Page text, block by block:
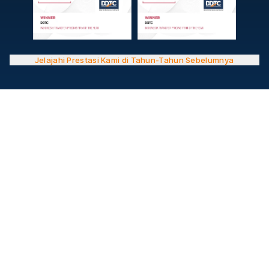
Jelajahi Prestasi Kami di Tahun-Tahun Sebelumnya